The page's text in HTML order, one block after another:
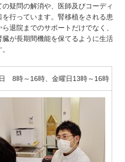
疑問の解消や、医師及びコーディ
行っています。腎移植をされる患
退院までのサポートだけでなく、
が長期間機能を保てるように生活
8時～16時、金曜日13時～16時